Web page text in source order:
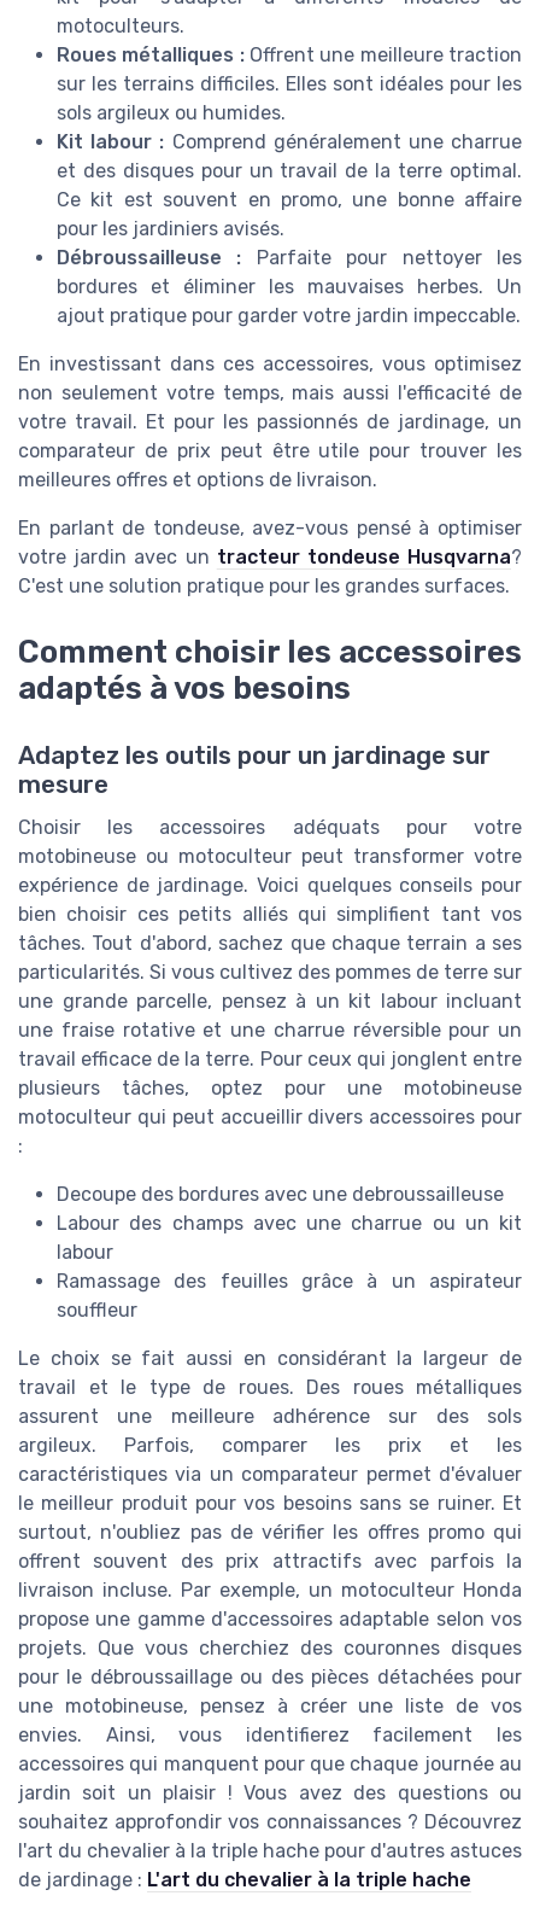
motoculteurs.
Roues métalliques :Offrent une meilleure traction
sur les terrains difficiles. Elles sont idéales pour les
sols argileux ou humides.
Kit labour : Comprend généralement une charrue
et des disques pour un travail de la terre optimal.
Ce kit est souvent en promo, une bonne affaire
pour les jardiniers avisés.
Débroussailleuse : Parfaite pour nettoyer les
bordures et éliminer les mauvaises herbes. Un
ajout pratique pour garder votre jardin impeccable.
En investissant dans ces accessoires, vous optimisez
non seulement votre temps, mais aussi l'efficacité de
votre travail. Et pour les passionnés de jardinage, un
comparateur de prix peut être utile pour trouver les
meilleures offres et options de livraison.
En parlant de tondeuse, avez-vous pensé à optimiser
votre jardin avec un tracteur tondeuse Husqvarna?
C'est une solution pratique pour les grandes surfaces.
Comment choisir les accessoires
adaptés à vos besoins
Adaptez les outils pour un jardinage sur
mesure
Choisir les accessoires adéquats pour votre
motobineuse ou motoculteur peut transformer votre
expérience de jardinage. Voici quelques conseils pour
bien choisir ces petits alliés qui simplifient tant vos
tâches. Tout d'abord, sachez que chaque terrain a ses
particularités. Si vous cultivez des pommes de terre sur
une grande parcelle, pensez à un kit labour incluant
une fraise rotative et une charrue réversible pour un
travail efficace de la terre. Pour ceux qui jonglent entre
plusieurs tâches, optez pour une motobineuse
motoculteur qui peut accueillir divers accessoires pour
:
Decoupe des bordures avec une debroussailleuse
Labour des champs avec une charrue ou un kit
labour
Ramassage des feuilles grâce à un aspirateur
souffleur
Le choix se fait aussi en considérant la largeur de
travail et le type de roues. Des roues métalliques
assurent une meilleure adhérence sur des sols
argileux. Parfois, comparer les prix et les
caractéristiques via un comparateur permet d'évaluer
le meilleur produit pour vos besoins sans se ruiner. Et
surtout, n'oubliez pas de vérifier les offres promo qui
offrent souvent des prix attractifs avec parfois la
livraison incluse. Par exemple, un motoculteur Honda
propose une gamme d'accessoires adaptable selon vos
projets. Que vous cherchiez des couronnes disques
pour le débroussaillage ou des pièces détachées pour
une motobineuse, pensez à créer une liste de vos
envies. Ainsi, vous identifierez facilement les
accessoires qui manquent pour que chaque journée au
jardin soit un plaisir ! Vous avez des questions ou
souhaitez approfondir vos connaissances ? Découvrez
l'art du chevalier à la triple hache pour d'autres astuces
de jardinage : L'art du chevalier à la triple hache